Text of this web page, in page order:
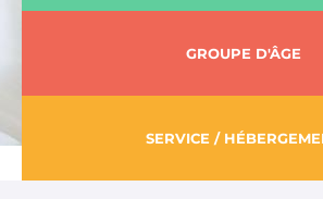
GROUPE D'ÂGE
SERVICE /